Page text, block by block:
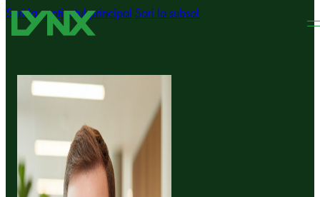
Sari la conținutul principal Sari la subsol